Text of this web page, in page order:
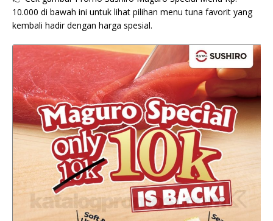
10.000 di bawah ini untuk lihat pilihan menu tuna favorit yang
kembali hadir dengan harga spesial.